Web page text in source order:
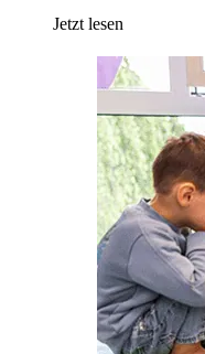
Jetzt lesen